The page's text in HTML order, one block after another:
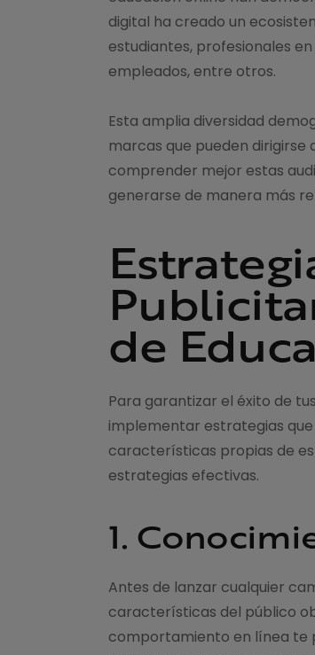
digital ha creado un
estudiantes, profesionales
empleados, entre otros.
Esta amplia diversidad
marcas que pueden dirigirse
comprender mejor estas
generarse de manera más
de
Para garantizar el éxito de
implementar estrategias
características propias de
estrategias efectivas.
1.
Antes de lanzar cualquier
características del público
comportamiento en línea te